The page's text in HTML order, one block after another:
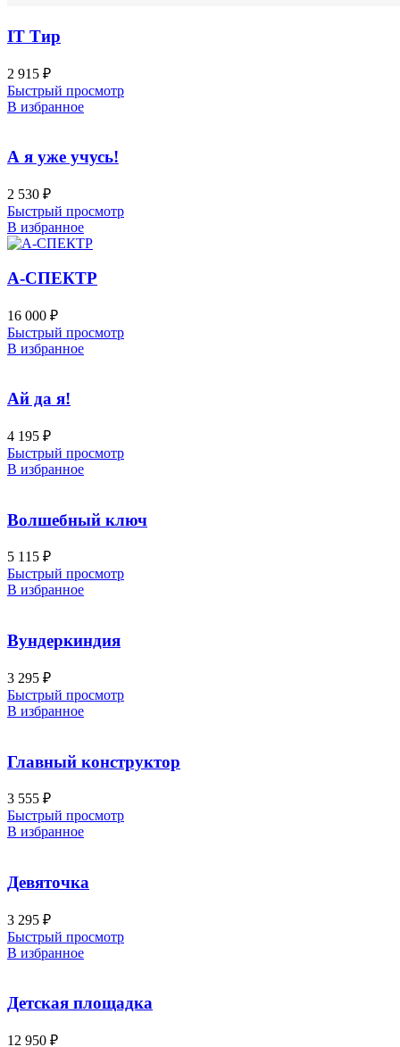
IT Тир
2 915 ₽
Быстрый просмотр
В избранное
А я уже учусь!
2 530 ₽
Быстрый просмотр
В избранное
А-СПЕКТР
16 000 ₽
Быстрый просмотр
В избранное
Ай да я!
4 195 ₽
Быстрый просмотр
В избранное
Волшебный ключ
5 115 ₽
Быстрый просмотр
В избранное
Вундеркиндия
3 295 ₽
Быстрый просмотр
В избранное
Главный конструктор
3 555 ₽
Быстрый просмотр
В избранное
Девяточка
3 295 ₽
Быстрый просмотр
В избранное
Детская площадка
12 950 ₽